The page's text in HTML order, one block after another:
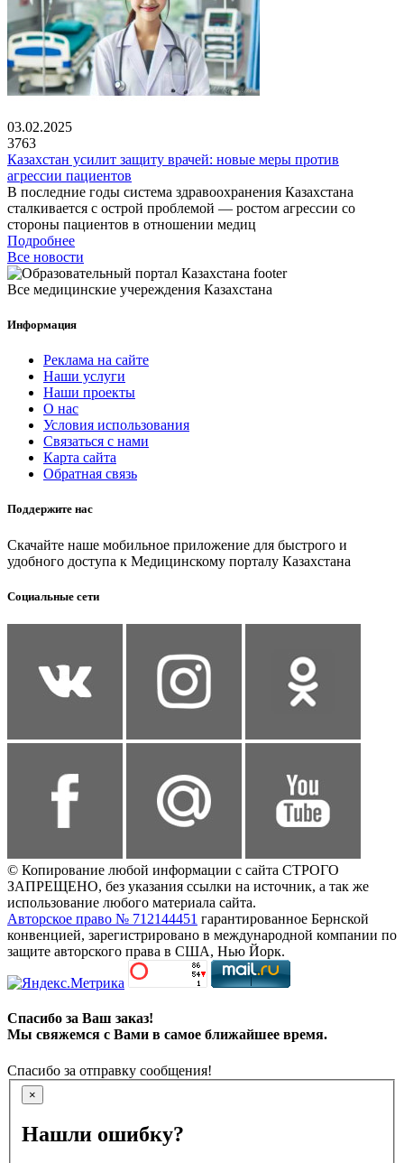
03.02.2025
3763
Казахстан усилит защиту врачей: новые меры против
агрессии пациентов
В последние годы система здравоохранения Казахстана
сталкивается с острой проблемой — ростом агрессии со
стороны пациентов в отношении медиц
Подробнее
Все новости
Все медицинские учереждения Казахстана
Информация
Реклама на сайте
Наши услуги
Наши проекты
О нас
Условия использования
Связаться с нами
Карта сайта
Обратная связь
Поддержите нас
Скачайте наше мобильное приложение для быстрого и
удобного доступа к Медицинскому порталу Казахстана
Социальные сети
© Копирование любой информации с сайта СТРОГО
ЗАПРЕЩЕНО, без указания ссылки на источник, а так же
использование любого материала сайта.
Авторское право № 712144451 гарантированное Бернской
конвенцией, зарегистрировано в международной компании по
защите авторского права в США, Нью Йорк.
Спасибо за Ваш заказ!
Мы свяжемся с Вами в самое ближайшее время.
Спасибо за отправку сообщения!
×
Нашли ошибку?